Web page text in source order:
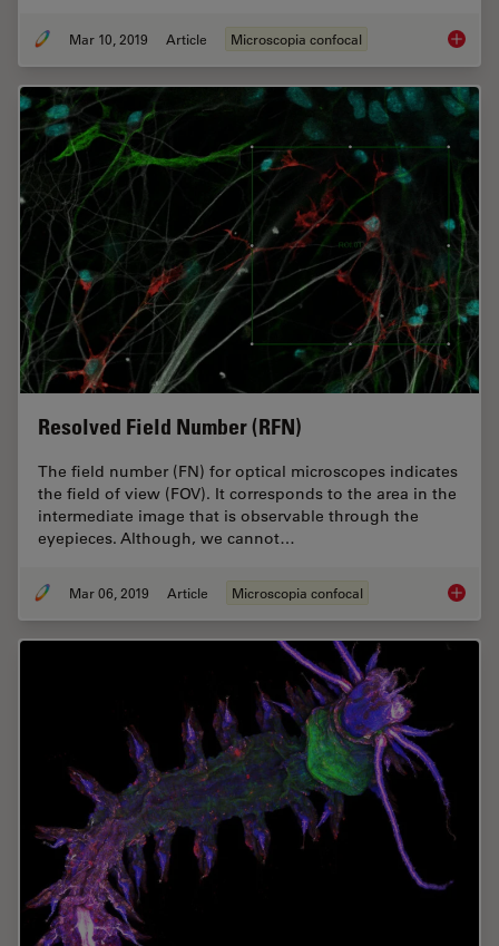
Mar 10, 2019 Article Microscopia confocal What is
Resolved Field Number (RFN)
The field number (FN) for optical microscopes indicates
the field of view (FOV). It corresponds to the area in the
intermediate image that is observable through the
eyepieces. Although, we cannot…
Mar 06, 2019 Article Microscopia confocal